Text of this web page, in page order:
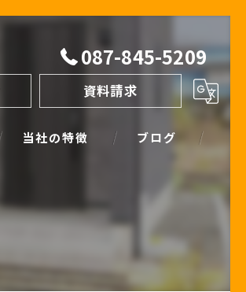
087-845-5209
資料請求
当社の特徴
ライフプランシミュレーション
ブログ
スタッフブログ
SIMPLE NOTE BLOG